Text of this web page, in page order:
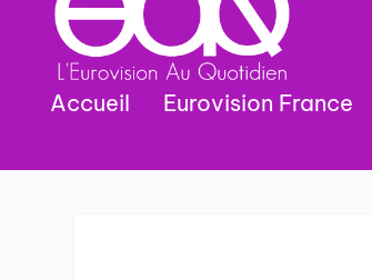
Accueil Eurovision France